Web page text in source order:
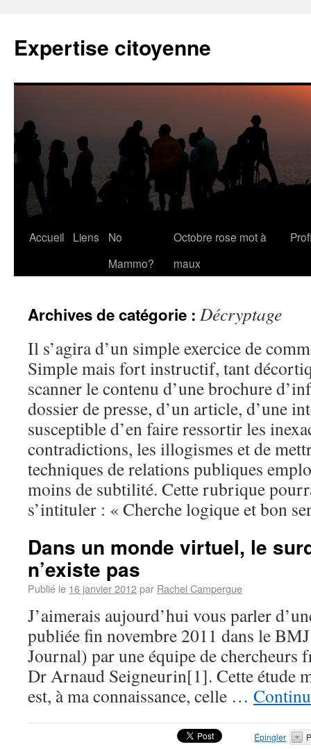
Expertise citoyenne
Accueil Liens
No
Mammo?
Octobre rose mot à
maux
Archives de catégorie : Décryptage
Il s’agira d’un simple exercice de
Simple mais fort instructif, tant
scanner le contenu d’une brochure
dossier de presse, d’un article, d’une
susceptible d’en faire ressortir les
contradictions, les illogismes et de
techniques de relations publiques
moins de subtilité. Cette rubrique
s’intituler : « Cherche logique et bon
Dans un monde virtuel, le
n’existe pas
Publié le 16 janvier 2012par Rachel Campergue
J’aimerais aujourd’hui vous parler
publiée fin novembre 2011 dans le
Journal) par une équipe de chercheurs
Dr Arnaud Seigneurin[1]. Cette étude
est, à ma connaissance, celle …
Épingler